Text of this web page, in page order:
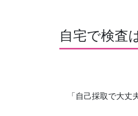
自宅で検査
「自己採取で大丈